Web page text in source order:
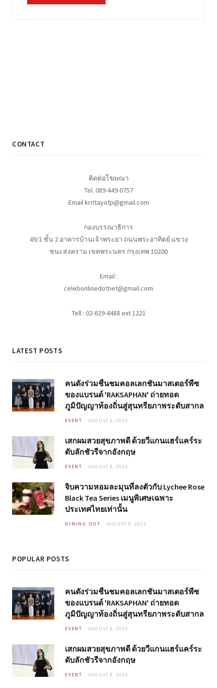
CONTACT
ติดต่อโฆษณา
Tel. 089-449-0757
Email krittayotp@gmail.com
กองบรรณาธิการ
49/1 ชั้น 2 อาคารบ้านเจ้าพระยา ถนนพระอาทิตย์ แขวง
ชนะสงคราม เขตพระนคร กรุงเทพ 10200
Email :
celebonlinedotnet@gmail.com
Tell : 02-629-4488 ext 1221
LATEST POSTS
คนดังร่วมชื่นชมคอลเลกชันมาสเตอร์พีซ
ของแบรนด์ 'RAKSAPHAN' ถ่ายทอด
ภูมิปัญญาท้องถิ่นสู่สุนทรียภาพระดับสากล
EVENT AUGUST 8, 2026
เสกผมสวยสุขภาพดี ด้วยวีแกนแฮร์แคร์ระ
ดับลักชัวรีจากอังกฤษ
EVENT AUGUST 8, 2026
จิบความหอมละมุนที่ลงตัวกับ Lychee Rose
Black Tea Series เมนูพิเศษเฉพาะ
ประเทศไทยเท่านั้น
DINING OUT AUGUST 8, 2026
POPULAR POSTS
คนดังร่วมชื่นชมคอลเลกชันมาสเตอร์พีซ
ของแบรนด์ 'RAKSAPHAN' ถ่ายทอด
ภูมิปัญญาท้องถิ่นสู่สุนทรียภาพระดับสากล
EVENT AUGUST 8, 2026
เสกผมสวยสุขภาพดี ด้วยวีแกนแฮร์แคร์ระ
ดับลักชัวรีจากอังกฤษ
EVENT AUGUST 8, 2026